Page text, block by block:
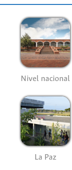
Nivel nacional
La Paz